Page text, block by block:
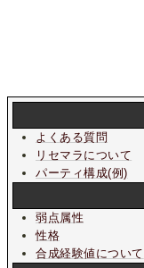
よくある質問
リセマラについて
パーティ構成(例)
弱点属性
性格
合成経験値について